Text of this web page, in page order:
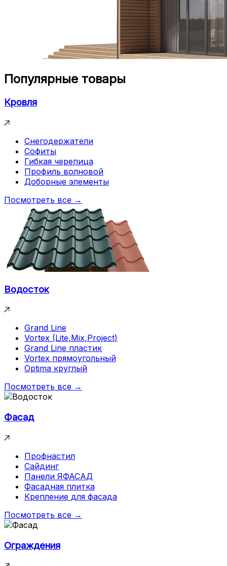
Популярные товары
Кровля
Снегодержатели
Софиты
Гибкая черепица
Профиль волновой
Доборные элементы
Посмотреть все →
Водосток
Grand Line
Vortex (Lite,Mix,Project)
Grand Line пластик
Vortex прямоугольный
Optima круглый
Посмотреть все →
Фасад
Профнастил
Сайдинг
Панели ЯФАСАД
Фасадная плитка
Крепление для фасада
Посмотреть все →
Ограждения